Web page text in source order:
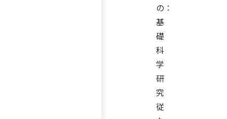
の：
基
礎
科
学
研
究
従